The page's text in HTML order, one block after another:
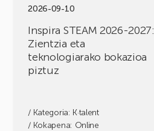
2026-09-10
Inspira STEAM 2026-2027:
Zientzia eta
teknologiarako bokazioa
piztuz
/ Kategoria: K·talent
/ Kokapena: Online
bokazioa